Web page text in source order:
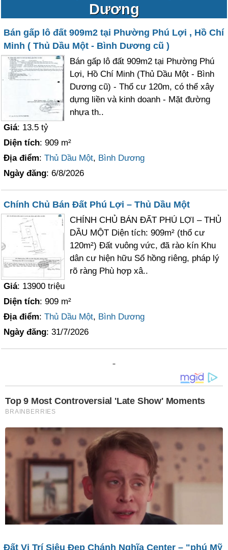
Dương
Bán gấp lô đất 909m2 tại Phường Phú Lợi , Hồ Chí
Minh ( Thủ Dầu Một - Bình Dương cũ )
Bán gấp lô đất 909m2 tại Phường Phú
Lợi, Hồ Chí Minh (Thủ Dầu Một - Bình
Dương cũ) - Thổ cư 120m, có thể xây
dựng liền và kinh doanh - Mặt đường
nhựa th..
Giá: 13.5 tỷ
Diện tích: 909 m²
Địa điểm:Thủ Dầu Một, Bình Dương
Ngày đăng: 6/8/2026
Chính Chủ Bán Đất Phú Lợi – Thủ Dầu Một
CHÍNH CHỦ BÁN ĐẤT PHÚ LỢI – THỦ
DẦU MỘT Diện tích: 909m² (thổ cư
120m²) Đất vuông vức, đã rào kín Khu
dân cư hiện hữu Sổ hồng riêng, pháp lý
rõ ràng Phù hợp xâ..
Giá: 13900 triệu
Diện tích: 909 m²
Địa điểm:Thủ Dầu Một, Bình Dương
Ngày đăng: 31/7/2026
Đất Vị Trí Siêu Đẹp Chánh Nghĩa Center – "phú Mỹ